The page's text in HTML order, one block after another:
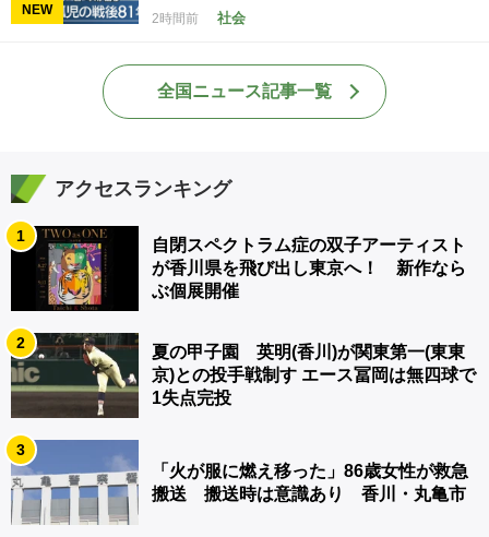
NEW
2時間前 社会
全国ニュース記事一覧
アクセスランキング
1
自閉スペクトラム症の双子アーティスト
が香川県を飛び出し東京へ！ 新作なら
ぶ個展開催
2
夏の甲子園 英明(香川)が関東第一(東東
京)との投手戦制す エース冨岡は無四球で
1失点完投
3
「火が服に燃え移った」86歳女性が救急
搬送 搬送時は意識あり 香川・丸亀市